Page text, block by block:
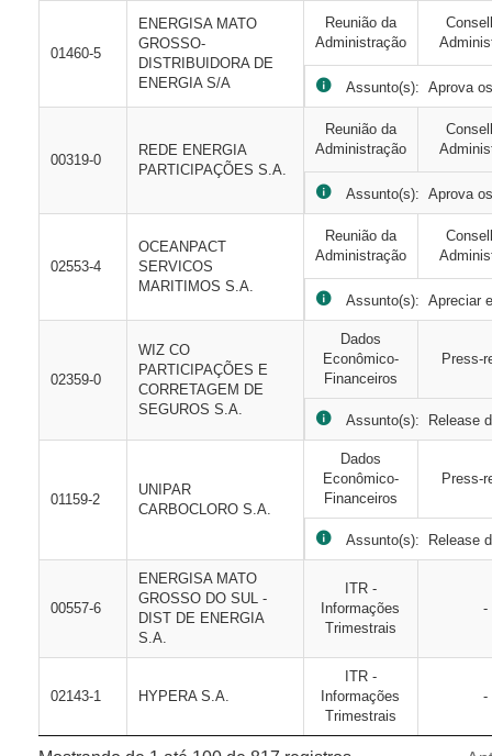
01460-5
ENERGISA MATO
GROSSO-
DISTRIBUIDORA DE
ENERGIA S/A
Reunião da
Administração
Assunto(s): Aprova
00319-0
REDE ENERGIA
PARTICIPAÇÕES S.A.
Reunião da
Administração
Assunto(s): Aprova
02553-4
OCEANPACT
SERVICOS
MARITIMOS S.A.
Reunião da
Administração
Assunto(s): Apreciar
02359-0
WIZ CO
PARTICIPAÇÕES E
CORRETAGEM DE
SEGUROS S.A.
Dados
Econômico-
Financeiros
Press-
Assunto(s): Release
01159-2
UNIPAR
CARBOCLORO S.A.
Dados
Econômico-
Financeiros
Press-
Assunto(s): Release
00557-6
ENERGISA MATO
GROSSO DO SUL -
DIST DE ENERGIA
S.A.
ITR -
Informações
Trimestrais
-
02143-1 HYPERA S.A.
ITR -
Informações
Trimestrais
-